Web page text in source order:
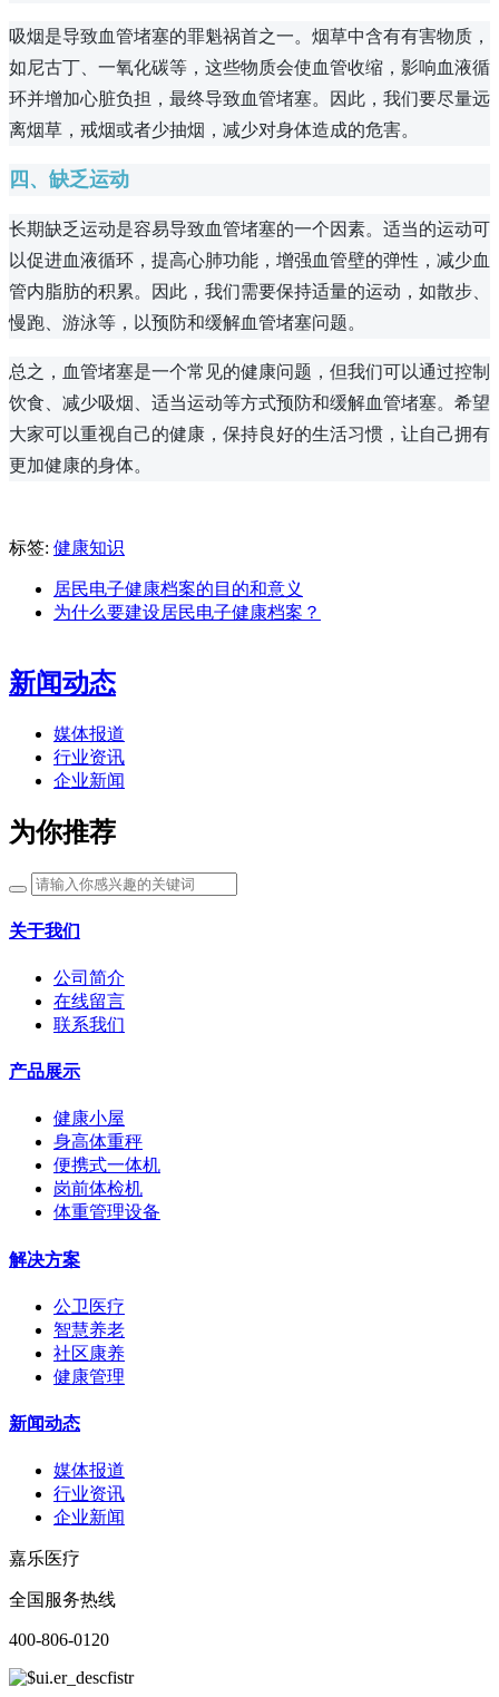
吸烟是导致血管堵塞的罪魁祸首之一。烟草中含有有害物质，
如尼古丁、一氧化碳等，这些物质会使血管收缩，影响血液循
环并增加心脏负担，最终导致血管堵塞。因此，我们要尽量远
离烟草，戒烟或者少抽烟，减少对身体造成的危害。
四、缺乏运动
长期缺乏运动是容易导致血管堵塞的一个因素。适当的运动可
以促进血液循环，提高心肺功能，增强血管壁的弹性，减少血
管内脂肪的积累。因此，我们需要保持适量的运动，如散步、
慢跑、游泳等，以预防和缓解血管堵塞问题。
总之，血管堵塞是一个常见的健康问题，但我们可以通过控制
饮食、减少吸烟、适当运动等方式预防和缓解血管堵塞。希望
大家可以重视自己的健康，保持良好的生活习惯，让自己拥有
更加健康的身体。
标签: 健康知识
居民电子健康档案的目的和意义
为什么要建设居民电子健康档案？
新闻动态
媒体报道
行业资讯
企业新闻
为你推荐
关于我们
公司简介
在线留言
联系我们
产品展示
健康小屋
身高体重秤
便携式一体机
岗前体检机
体重管理设备
解决方案
公卫医疗
智慧养老
社区康养
健康管理
新闻动态
媒体报道
行业资讯
企业新闻
嘉乐医疗
全国服务热线
400-806-0120